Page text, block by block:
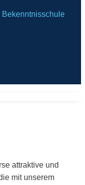
attraktive und
mit unserem